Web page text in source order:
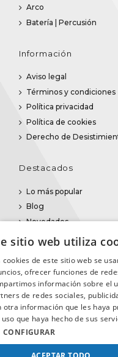
Arco
Batería | Percusión
Información
Aviso legal
Términos y condiciones
Política privacidad
Política de cookies
Derecho de
Destacados
Lo más popular
Blog
Novedades
sitio web utiliza
cookies de este sitio web se
ofrecer funciones de
información sobre el
de redes sociales,
otra información que les haya
que haya hecho de sus
CONFIGURAR